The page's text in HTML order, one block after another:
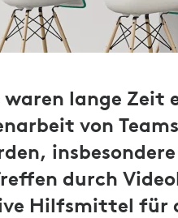
waren lange
von
durch
Hilfsmittel für